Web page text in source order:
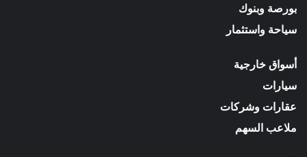
بورصة وبنوك
سياحة واستثمار
أسواق خارجية
سيارات
عقارات وشركات
ملاعب السهم